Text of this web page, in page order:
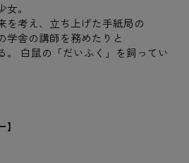
。
を考え、立ち上げた手紙局の
学舎の講師を務めたりと
。 白鼠の「だいふく」を飼ってい